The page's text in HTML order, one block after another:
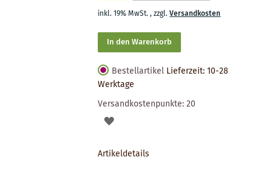
inkl. 19% MwSt.,zzgl.Versandkosten
In den Warenkorb
Bestellartikel Lieferzeit: 10-28
Werktage
Versandkostenpunkte:20
AUF
Artikeldetails